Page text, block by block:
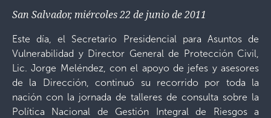
San Salvador, miércoles 22 de junio de 2011
Este día, el Secretario Presidencial para Asuntos de
Vulnerabilidad y Director General de Protección Civil,
Lic. Jorge Meléndez, con el apoyo de jefes y asesores
de la Dirección, continuó su recorrido por toda la
nación con la jornada de talleres de consulta sobre la
Política Nacional de Gestión Integral de Riesgos a